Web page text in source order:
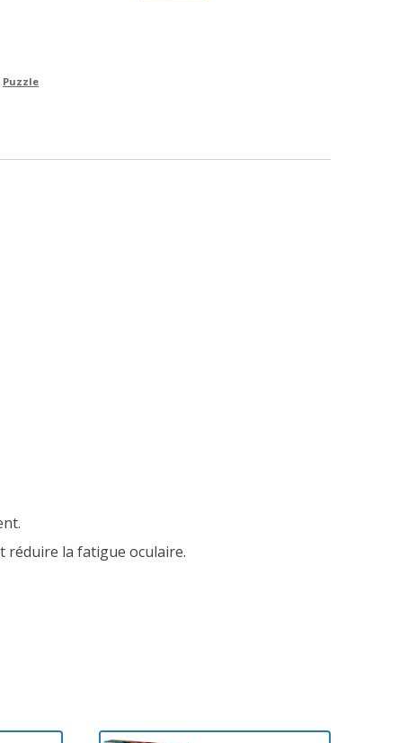
Puzzle
réduire la fatigue oculaire.